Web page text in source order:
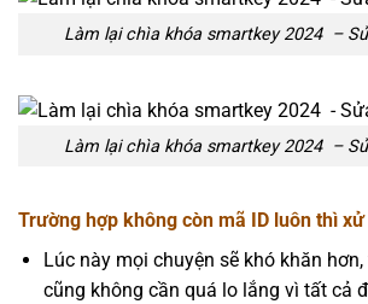
Làm lại chìa khóa smartkey 2024 –
Làm lại chìa khóa smartkey 2024 –
Trường hợp không còn mã ID luôn thì
Lúc này mọi chuyện sẽ khó khăn
cũng không cần quá lo lắng vì tất cả